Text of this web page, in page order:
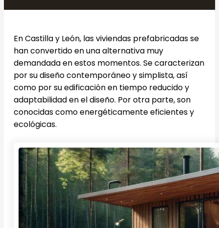
En Castilla y León, las viviendas prefabricadas se
han convertido en una alternativa muy
demandada en estos momentos. Se caracterizan
por su diseño contemporáneo y simplista, así
como por su edificación en tiempo reducido y
adaptabilidad en el diseño. Por otra parte, son
conocidas como energéticamente eficientes y
ecológicas.